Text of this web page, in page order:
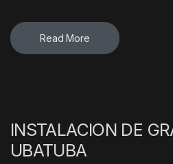
Read More
INSTALACION DE
UBATUBA